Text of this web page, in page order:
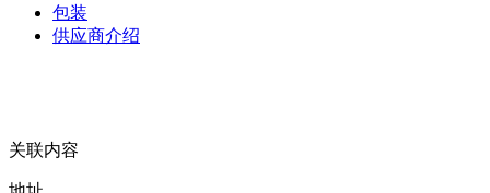
包装
供应商介绍
关联内容